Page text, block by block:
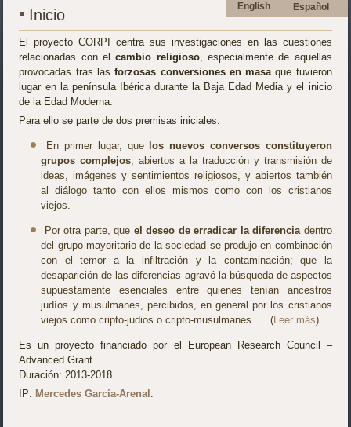
Español
English
Inicio
El proyecto CORPI centra sus investigaciones en las cuestiones
relacionadas con elcambio religioso, especialmente de aquellas
provocadas tras lasforzosas conversiones en masaque tuvieron
lugar en la península Ibérica durante la Baja Edad Media y el inicio
de la Edad Moderna.
Para ello se parte de dos premisas iniciales:
En primer lugar, que
los nuevos conversos constituyeron
grupos complejos, abiertos a la traducción y transmisión de
ideas, imágenes y sentimientos religiosos, y abiertos también
al diálogo tanto con ellos mismos como con los cristianos
viejos.
Por otra parte, que el deseo de erradicar la diferenciadentro
del grupo mayoritario de la sociedad se produjo en combinación
con el temor a la infiltración y la contaminación; que la
desaparición de las diferencias agravó la búsqueda de aspectos
supuestamente esenciales entre quienes tenían ancestros
judíos y musulmanes, percibidos, en general por los cristianos
viejos como cripto-judios o cripto-musulmanes. (Leer más)
Es un proyecto financiado por el European Research Council –
Advanced Grant.
Duración: 2013-2018
IP: Mercedes García-Arenal .